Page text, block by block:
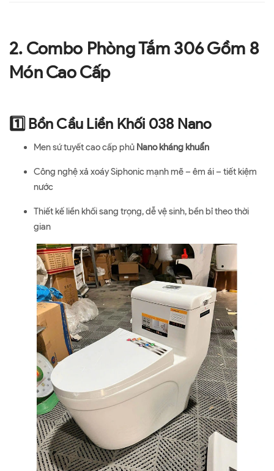
2. Combo Phòng Tắm 306 Gồm 8
Món Cao Cấp
1️⃣ Bồn Cầu Liền Khối 038 Nano
Men sứ tuyết cao cấp phủ Nano kháng khuẩn
Công nghệ xả xoáy Siphonic mạnh mẽ – êm ái – tiết kiệm
nước
Thiết kế liền khối sang trọng, dễ vệ sinh, bền bỉ theo thời
gian